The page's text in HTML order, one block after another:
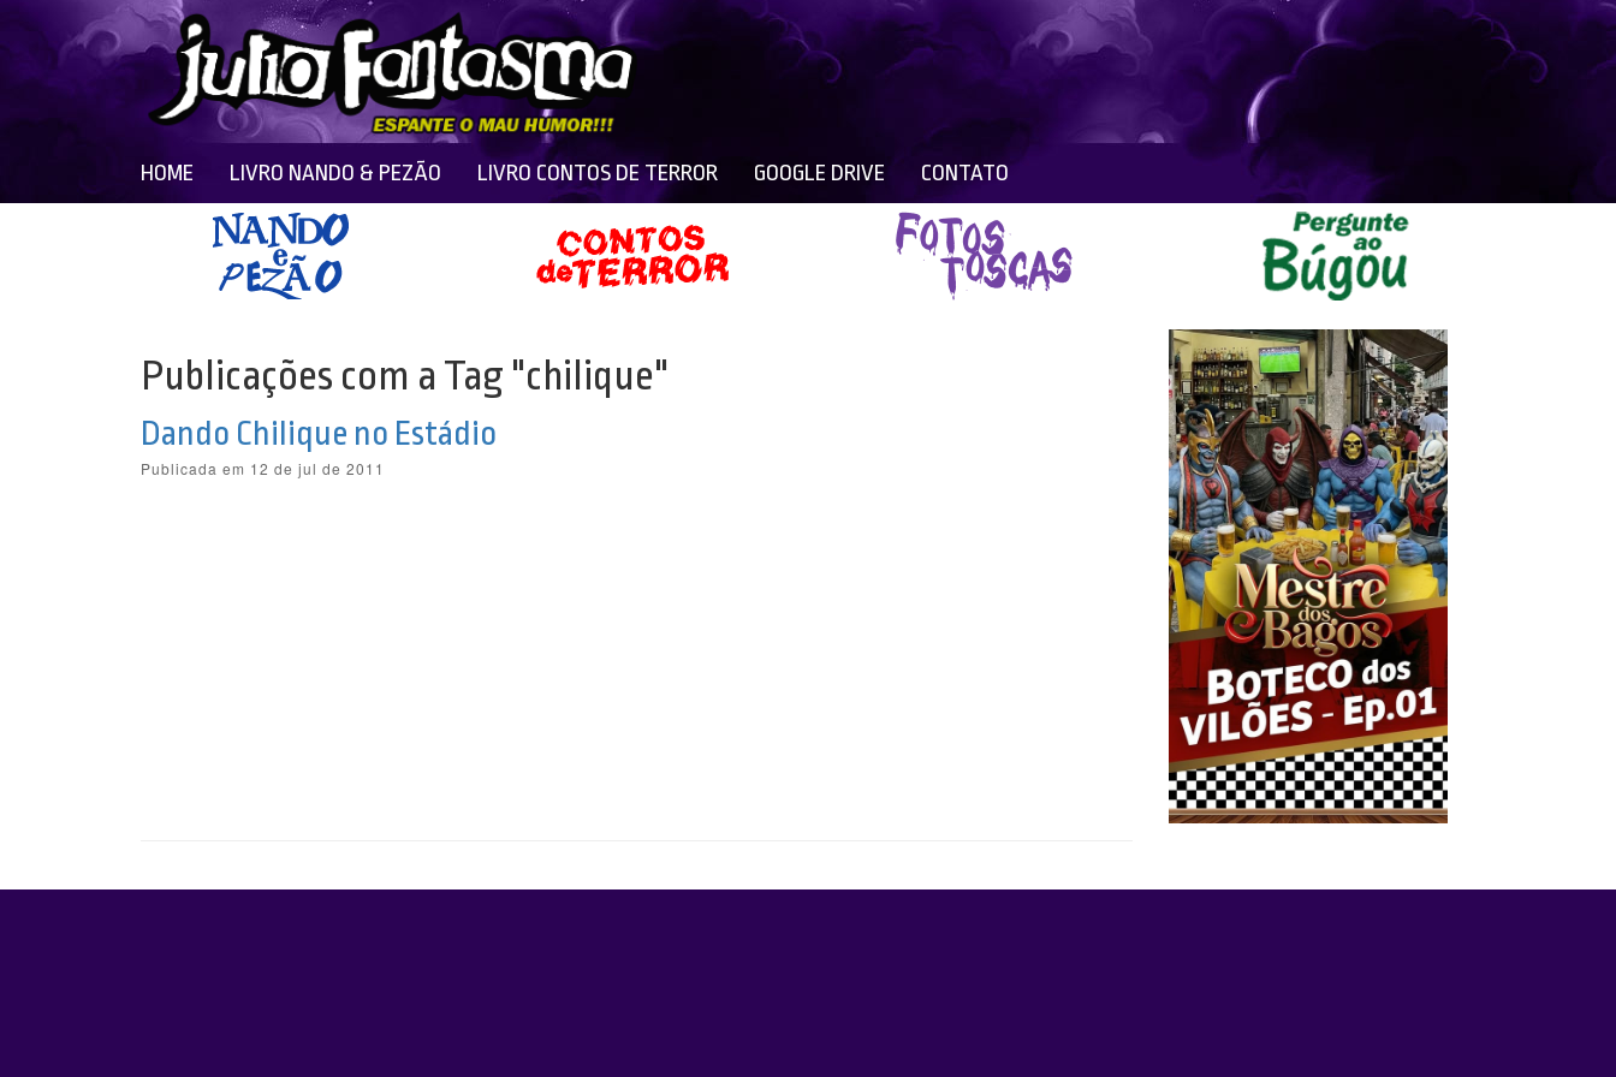
HOME LIVRO NANDO & PEZÃO LIVRO CONTOS DE TERROR GOOGLE DRIVE CONTATO
Publicações com a Tag "chilique"
Dando Chilique no Estádio
Publicada em 12 de jul de 2011